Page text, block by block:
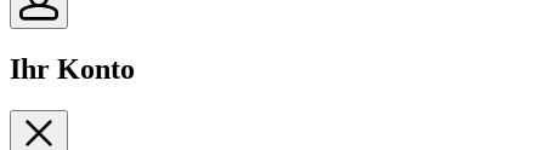
Ihr Konto